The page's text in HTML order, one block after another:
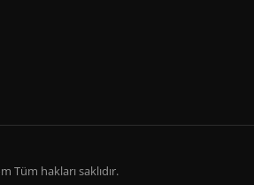
Tüm hakları saklıdır.